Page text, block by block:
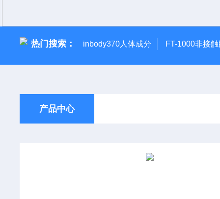
热门搜索： inbody370人体成分 FT-1000非接
产品中心